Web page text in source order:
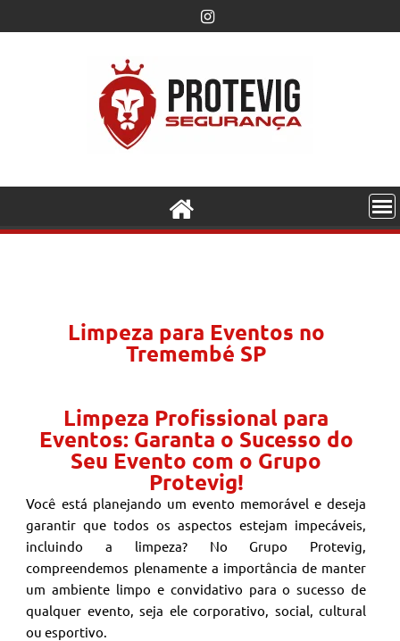
Limpeza para Eventos no
Tremembé SP
Limpeza Profissional para
Eventos: Garanta o Sucesso do
Seu Evento com o Grupo
Protevig!
Você está planejando um evento memorável e deseja
garantir que todos os aspectos estejam impecáveis,
incluindo a limpeza? No Grupo Protevig,
compreendemos plenamente a importância de manter
um ambiente limpo e convidativo para o sucesso de
qualquer evento, seja ele corporativo, social, cultural
ou esportivo.